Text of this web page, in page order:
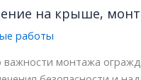
на крыше,
работы
важности монтажа